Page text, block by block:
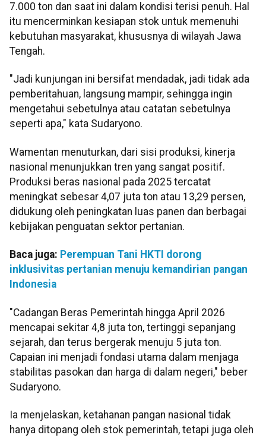
7.000 ton dan saat ini dalam kondisi terisi penuh. Hal
itu mencerminkan kesiapan stok untuk memenuhi
kebutuhan masyarakat, khususnya di wilayah Jawa
Tengah.
"Jadi kunjungan ini bersifat mendadak, jadi tidak ada
pemberitahuan, langsung mampir, sehingga ingin
mengetahui sebetulnya atau catatan sebetulnya
seperti apa," kata Sudaryono.
Wamentan menuturkan, dari sisi produksi, kinerja
nasional menunjukkan tren yang sangat positif.
Produksi beras nasional pada 2025 tercatat
meningkat sebesar 4,07 juta ton atau 13,29 persen,
didukung oleh peningkatan luas panen dan berbagai
kebijakan penguatan sektor pertanian.
Baca juga: Perempuan Tani HKTI dorong
inklusivitas pertanian menuju kemandirian pangan
Indonesia
"Cadangan Beras Pemerintah hingga April 2026
mencapai sekitar 4,8 juta ton, tertinggi sepanjang
sejarah, dan terus bergerak menuju 5 juta ton.
Capaian ini menjadi fondasi utama dalam menjaga
stabilitas pasokan dan harga di dalam negeri," beber
Sudaryono.
Ia menjelaskan, ketahanan pangan nasional tidak
hanya ditopang oleh stok pemerintah, tetapi juga oleh